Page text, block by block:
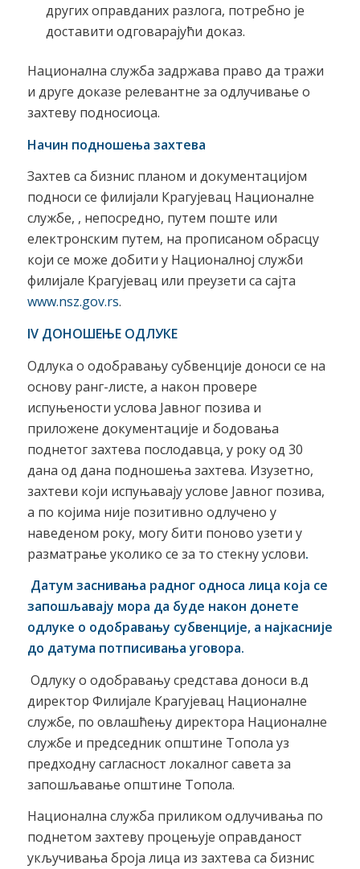
других оправданих разлога, потребно је
доставити одговарајући доказ.
Национална служба задржава право да тражи
и друге доказе релевантне за одлучивање о
захтеву подносиоца.
Начин подношења захтева
Захтев са бизнис планом и документацијом
подноси се филијали Крагујевац Национaлне
службе, , непосредно, путем поште или
електронским путем, на прописаном обрасцу
који се може добити у Национaлној служби
филијале Крагујевац или преузети са сајта
www.nsz.gov.rs.
IVДОНОШЕЊЕ ОДЛУКЕ
Одлука о одобравању субвенције доноси се на
основу ранг-листе, а након провере
испуњености услова Јавног позива и
приложене документације и бодовања
поднетог захтева послодавца, у року од 30
дана од дана подношења захтева. Изузетно,
захтеви који испуњавају услове Јавног позива,
а по којима није позитивно одлучено у
наведеном року, могу бити поново узети у
разматрање уколико се за то стекну услови.
Датум заснивања радног односа лица која се
запошљавају мора да буде након донете
одлуке о одобравању субвенције, а најкасније
до датума потписивања уговора.
Одлуку о одобравању средстава доноси в.д
директор Филијале Крагујевац Националне
службе, по овлашћењу директора Националне
службе и председник општине Топола уз
предходну сагласност локалног савета за
запошљавање општине Топола.
Национална служба приликом одлучивања по
поднетом захтеву процењује оправданост
укључивања броја лица из захтева са бизнис